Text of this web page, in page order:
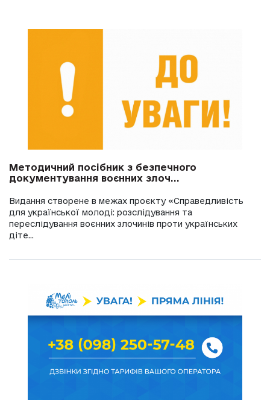
Методичний посібник з безпечного
документування воєнних злоч...
Видання створене в межах проєкту «Справедливість
для української молоді: розслідування та
переслідування воєнних злочинів проти українських
діте...